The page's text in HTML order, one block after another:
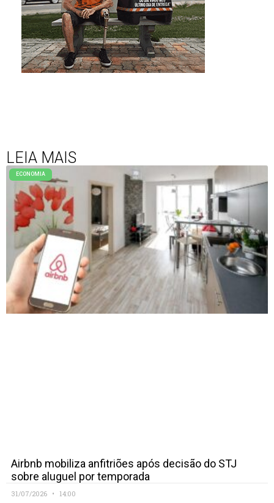
LEIA MAIS
ECONOMIA
Airbnb mobiliza anfitriões após decisão do STJ
sobre aluguel por temporada
31/07/2026 14:00